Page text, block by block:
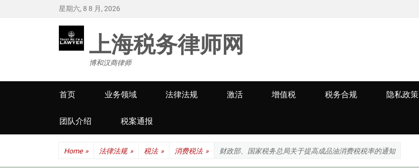
星期六, 8 8 月, 2026
上海税务律师网
博和汉商律师
Primary
menu
首页 业务领域 法律法规 激活 增值税 税务合规 隐私政策
团队介绍 税案通报
Home » 法律法规 » 税法 » 消费税法 » 财政部、国家税务总局关于提高成品油消费税税率的通知